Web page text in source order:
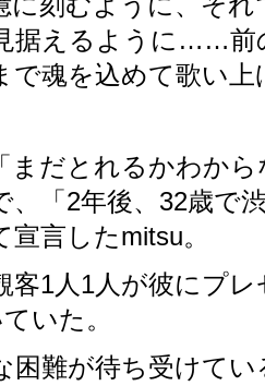
据えるように……前
で魂を込めて歌い上
まだとれるかわか
、「2年後、32歳で
言したmitsu。
客1人1人が彼にプ
いた。
困難が待ち受けて